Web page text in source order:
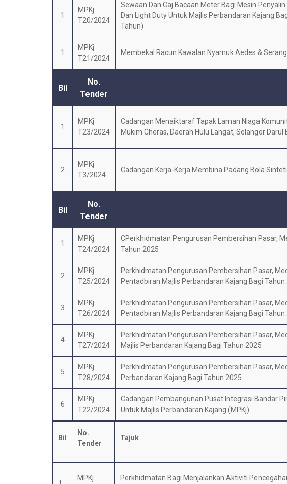
1
MPKj
T20/2024
Sewaan Dan Caj Bacaan Meter Bagi Mesin
Dan Light Duty Untuk Majlis Perbandaran Kajang
Tahun)
1
MPKj
T21/2024
Membekal Racun Kawalan Nyamuk Aedes &
Bil
No.
Tender
1
MPKj
T23/2024
Cadangan Menaiktaraf Tapak Laman Niaga
Mukim Cheras, Daerah Hulu Langat, Selangor
2
MPKj
T3/2024
Cadangan Kerja-Kerja Membina Padang Bola
Bil
No.
Tender
1
MPKj
T24/2024
CPerkhidmatan Pengurusan Pembersihan Pasar,
Tahun 2025
2
MPKj
T25/2024
Perkhidmatan Pengurusan Pembersihan Pasar,
Pentadbiran Majlis Perbandaran Kajang Bagi Tahun
3
MPKj
T26/2024
Perkhidmatan Pengurusan Pembersihan Pasar,
Pentadbiran Majlis Perbandaran Kajang Bagi Tahun
4
MPKj
T27/2024
Perkhidmatan Pengurusan Pembersihan Pasar,
Majlis Perbandaran Kajang Bagi Tahun 2025
5
MPKj
T28/2024
Perkhidmatan Pengurusan Pembersihan Pasar,
Perbandaran Kajang Bagi Tahun 2025
6
MPKj
T22/2024
Cadangan Pembangunan Pusat Integrasi Bandar
Untuk Majlis Perbandaran Kajang (MPKj)
Bil
No.
Tender
Tajuk
MPKj Perkhidmatan Bagi Menjalankan Aktiviti